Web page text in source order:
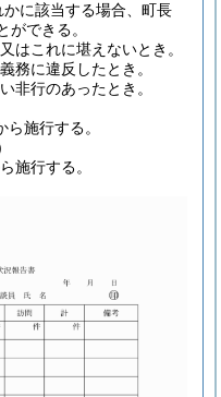
かに該当する場合、町長
ができる。
はこれに堪えないとき。
務に違反したとき。
非行のあったとき。
施行する。
施行する。